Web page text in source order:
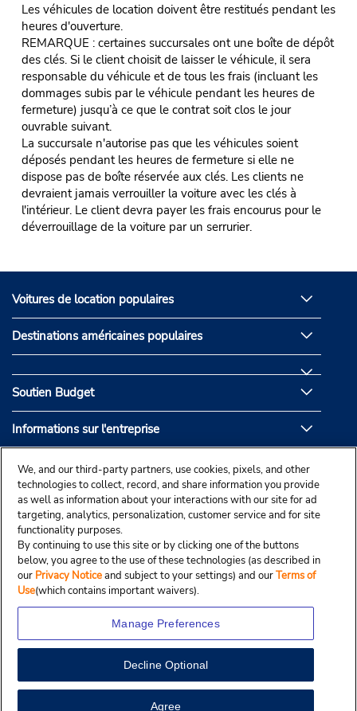
View Map
Les véhicules de location doivent être restitués pendant les
heures d'ouverture.
REMARQUE : certaines succursales ont une boîte de dépôt
des clés. Si le client choisit de laisser le véhicule, il sera
responsable du véhicule et de tous les frais (incluant les
dommages subis par le véhicule pendant les heures de
fermeture) jusqu’à ce que le contrat soit clos le jour
ouvrable suivant.
La succursale n'autorise pas que les véhicules soient
déposés pendant les heures de fermeture si elle ne
dispose pas de boîte réservée aux clés. Les clients ne
devraient jamais verrouiller la voiture avec les clés à
l'intérieur. Le client devra payer les frais encourus pour le
déverrouillage de la voiture par un serrurier.
Voitures de location populaires
Destinations américaines populaires
Soutien Budget
Informations sur l'entreprise
Partenaires de Budget
© Droit d’auteur, Budgetcar, Inc., 2025.
We, and our third-party partners, use cookies, pixels, and other
technologies to collect, record, and share information you provide
as well as information about your interactions with our site for ad
targeting, analytics, personalization, customer service and for site
functionality purposes.
By continuing to use this site or by clicking one of the buttons
below, you agree to the use of these technologies (as described in
our Privacy Noticeand subject to your settings) and ourTerms of
Use(which contains important waivers).
Manage Preferences
Decline Optional
Agree